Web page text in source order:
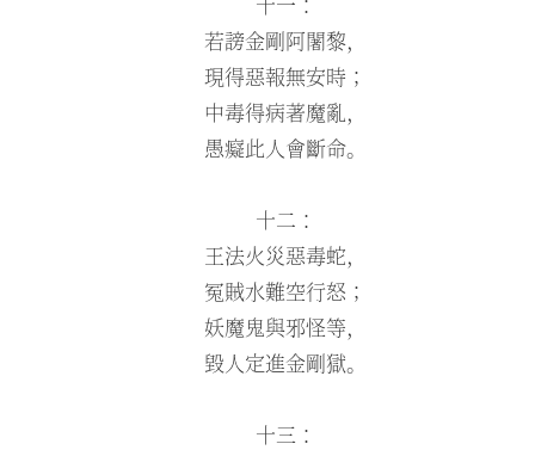
若謗金剛阿闍黎，
現得惡報無安時；
中毒得病著魔亂，
愚癡此人會斷命。
十二：
王法火災惡毒蛇，
冤賊水難空行怒；
妖魔鬼與邪怪等，
毀人定進金剛獄。
十三：